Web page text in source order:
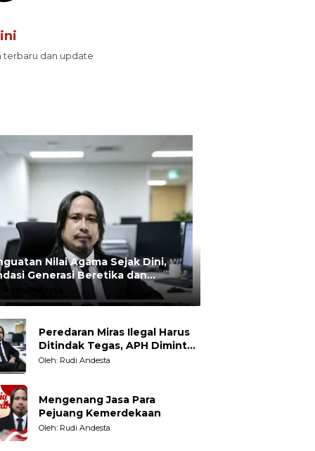
terbaru dan update
Nilai Agama Sejak Dini,
Generasi Beretika dan
Rudi Andesta
Peredaran Miras Ilegal Harus
Ditindak Tegas, APH Diminta
Tegakkan Hukum Tanpa
Oleh: Rudi Andesta
Mengenang Jasa Para
Pejuang Kemerdekaan
Oleh: Rudi Andesta